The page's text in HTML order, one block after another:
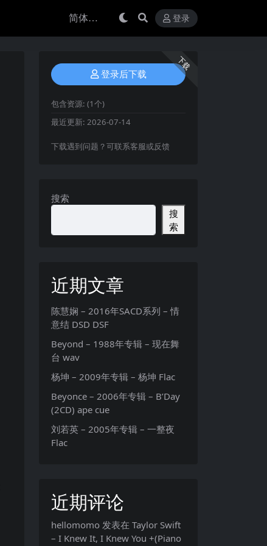
登录
下载
登录后下载
包含资源: (1个)
最近更新: 2026-07-14
下载遇到问题？可联系客服或反馈
搜索
搜
索
近期文章
陈慧娴 – 2016年SACD系列 – 情
意结 DSD DSF
Beyond – 1988年专辑 – 现在舞
台 wav
杨坤 – 2009年专辑 – 杨坤 Flac
Beyonce – 2006年专辑 – B’Day
(2CD) ape cue
刘若英 – 2005年专辑 – 一整夜
Flac
近期评论
hellomomo 发表在 Taylor Swift
– I Knew It, I Knew You +(Piano